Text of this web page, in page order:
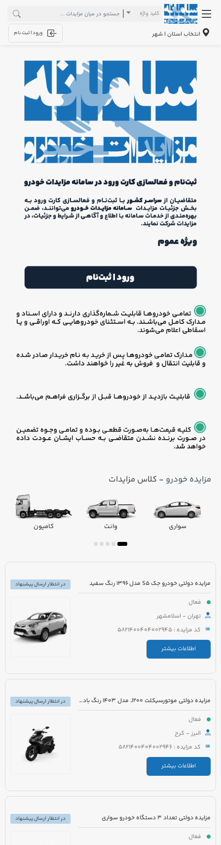
کلید واژه
انتخاب استان | شهر ورود | ثبت نام
مزایده خودرو - کلاس مزایدات
سواری وانت کامیون
مزایده دولتی خودرو جک S5 مدل 1396 رنگ سفید
فعال
تهران - اسلامشهر
کد مزایده : 5821400404002945
اطلاعات بیشتر
در انتظار ارسال پیشنهاد
مزایده دولتی موتورسیکلت J200 مدل 1403 رنگ بادمجانی
فعال
البرز - کرج
کد مزایده : 5821400404002946
اطلاعات بیشتر
در انتظار ارسال پیشنهاد
مزایده دولتی تعداد 3 دستگاه خودرو سواری
فعال
در انتظار ارسال پیشنهاد